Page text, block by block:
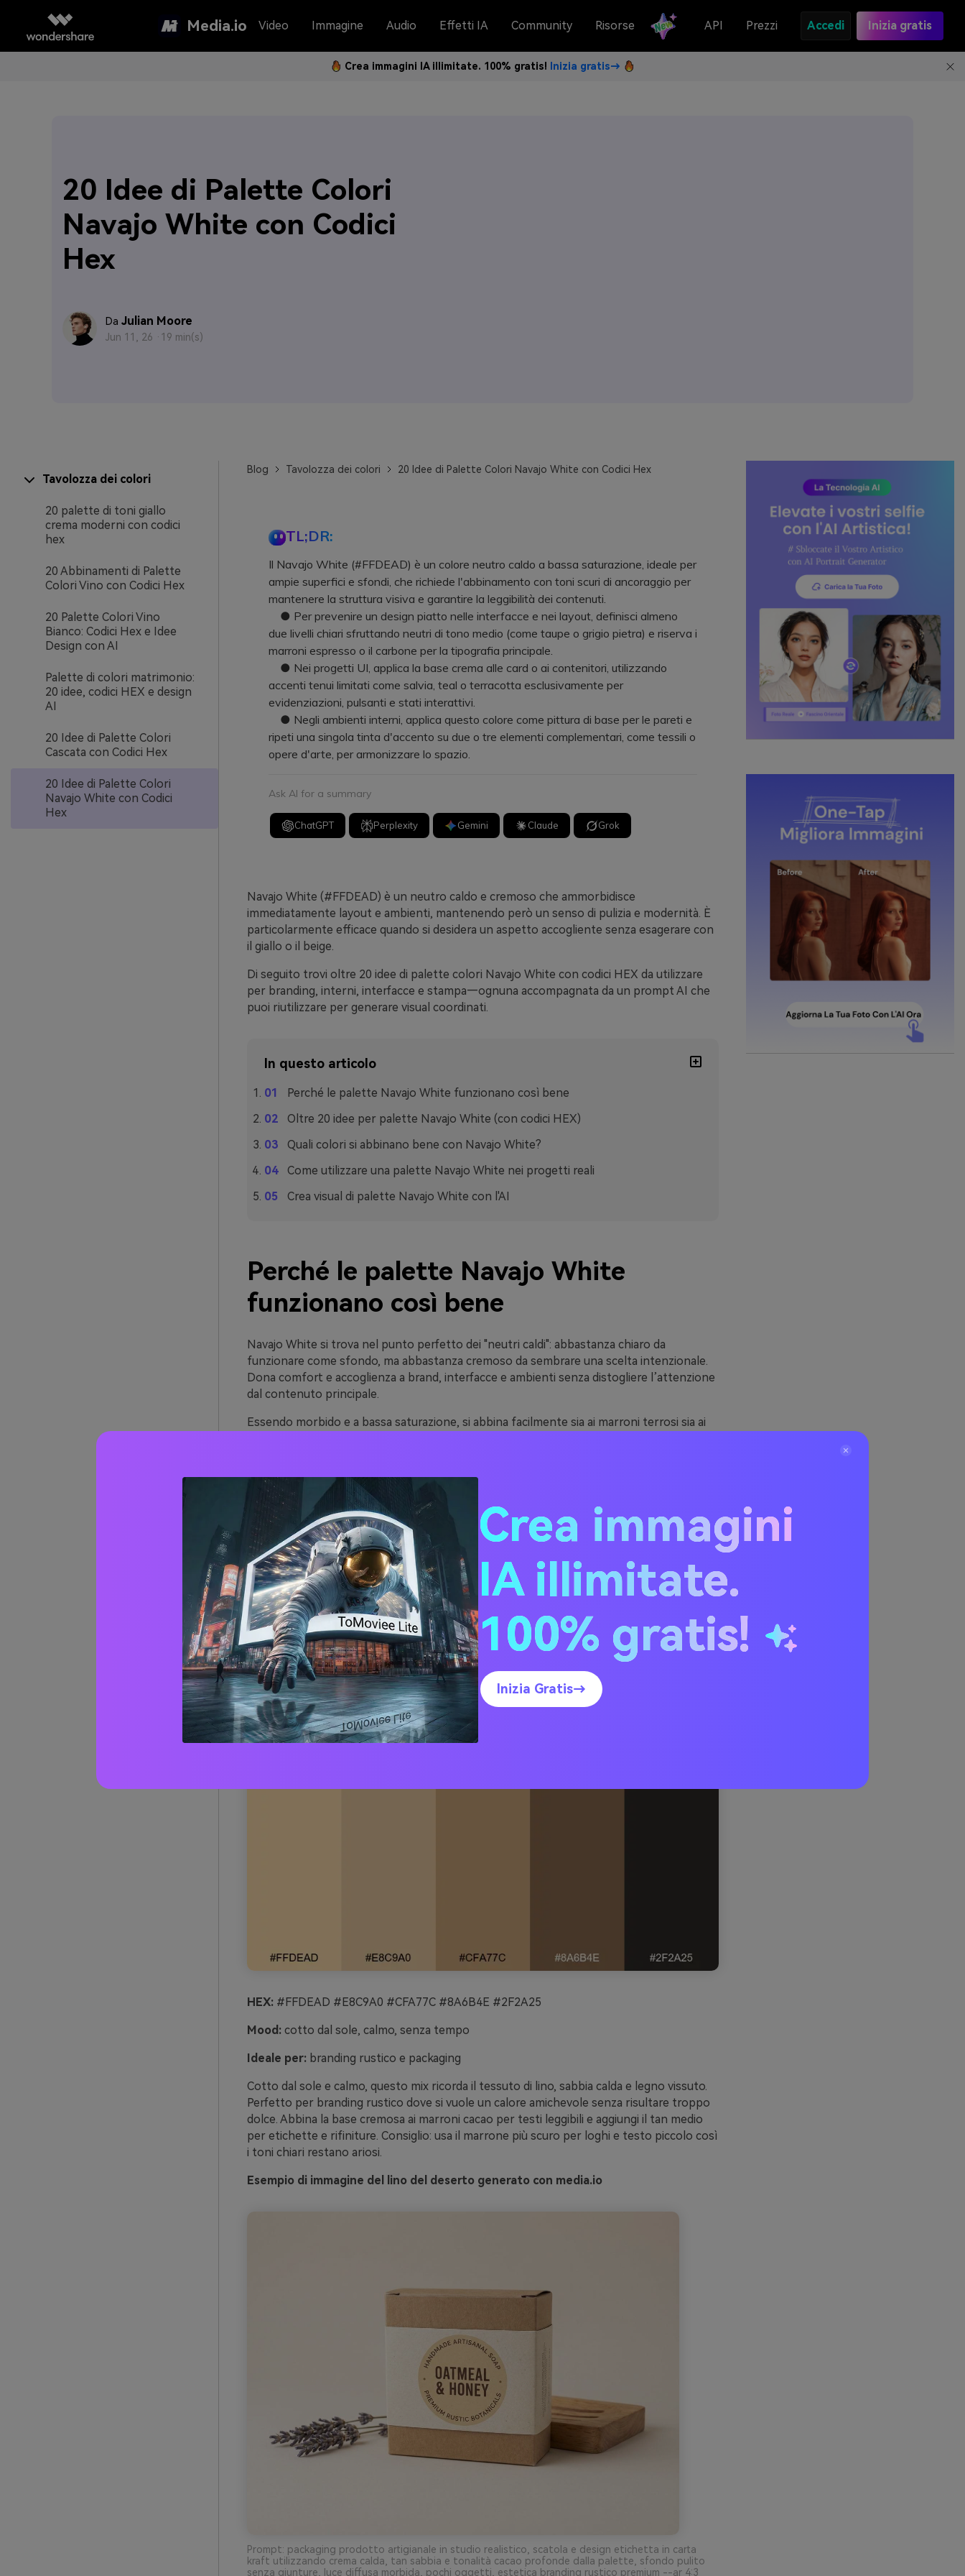
Media.io Video Immagine Audio Effetti IA Community Risorse API Prezzi Accedi Inizia gratis
Crea immagini IA illimitate. 100% gratis! Inizia gratis→
20 Idee di Palette Colori
Navajo White con Codici
Hex
Da Julian Moore
Jun 11, 26 · 19 min(s)
Tavolozza dei colori
20 palette di toni giallo
crema moderni con codici
hex
20 Abbinamenti di Palette
Colori Vino con Codici Hex
20 Palette Colori Vino
Bianco: Codici Hex e Idee
Design con AI
Palette di colori matrimonio:
20 idee, codici HEX e design
AI
20 Idee di Palette Colori
Cascata con Codici Hex
20 Idee di Palette Colori
Navajo White con Codici
Hex
Blog Tavolozza dei colori 20 Idee di Palette Colori Navajo White con Codici Hex
TL;DR:
Il Navajo White (#FFDEAD) è un colore neutro caldo a bassa saturazione, ideale per
ampie superfici e sfondi, che richiede l'abbinamento con toni scuri di ancoraggio per
mantenere la struttura visiva e garantire la leggibilità dei contenuti.
● Per prevenire un design piatto nelle interfacce e nei layout, definisci almeno
due livelli chiari sfruttando neutri di tono medio (come taupe o grigio pietra) e riserva i
marroni espresso o il carbone per la tipografia principale.
● Nei progetti UI, applica la base crema alle card o ai contenitori, utilizzando
accenti tenui limitati come salvia, teal o terracotta esclusivamente per
evidenziazioni, pulsanti e stati interattivi.
● Negli ambienti interni, applica questo colore come pittura di base per le pareti e
ripeti una singola tinta d'accento su due o tre elementi complementari, come tessili o
opere d'arte, per armonizzare lo spazio.
Ask AI for a summary
ChatGPT Perplexity Gemini Claude Grok
Navajo White (#FFDEAD) è un neutro caldo e cremoso che ammorbidisce
immediatamente layout e ambienti, mantenendo però un senso di pulizia e modernità. È
particolarmente efficace quando si desidera un aspetto accogliente senza esagerare con
il giallo o il beige.
Di seguito trovi oltre 20 idee di palette colori Navajo White con codici HEX da utilizzare
per branding, interni, interfacce e stampa—ognuna accompagnata da un prompt AI che
puoi riutilizzare per generare visual coordinati.
In questo articolo
Perché le palette Navajo White funzionano così bene
Oltre 20 idee per palette Navajo White (con codici HEX)
Quali colori si abbinano bene con Navajo White?
Come utilizzare una palette Navajo White nei progetti reali
Crea visual di palette Navajo White con l'AI
Perché le palette Navajo White
funzionano così bene
Navajo White si trova nel punto perfetto dei "neutri caldi": abbastanza chiaro da
funzionare come sfondo, ma abbastanza cremoso da sembrare una scelta intenzionale.
Dona comfort e accoglienza a brand, interfacce e ambienti senza distogliere l’attenzione
dal contenuto principale.
Essendo morbido e a bassa saturazione, si abbina facilmente sia ai marroni terrosi sia ai
Soprattutto, le palette Navajo White sono molto versatili. Stanno bene su superfici
grandi (pareti, sezioni principali) e elementi UI piccoli (card, chip, input), purché mantieni
un colore di ancoraggio più scuro per testo e navigazione.
Oltre 20 idee per palette Navajo
White (con codici HEX)
1) Lino del deserto
HEX:#FFDEAD #E8C9A0 #CFA77C #8A6B4E #2F2A25
Mood:cotto dal sole, calmo, senza tempo
Ideale per:branding rustico e packaging
Cotto dal sole e calmo, questo mix ricorda il tessuto di lino, sabbia calda e legno vissuto.
Perfetto per branding rustico dove si vuole un calore amichevole senza risultare troppo
dolce. Abbina la base cremosa ai marroni cacao per testi leggibili e aggiungi il tan medio
per etichette e rifiniture. Consiglio: usa il marrone più scuro per loghi e testo piccolo così
i toni chiari restano ariosi.
Esempio di immagine del lino del deserto generato con media.io
Prompt: packaging prodotto artigianale in studio realistico, scatola e design etichetta in carta
kraft utilizzando crema calda, tan sabbia e tonalità cacao profonde dalla palette, sfondo pulito
senza giunture, luce diffusa morbida, pochi oggetti, estetica branding rustico premium --ar 4:3
Crea immagini
IA illimitate.
100% gratis!
Inizia Gratis→